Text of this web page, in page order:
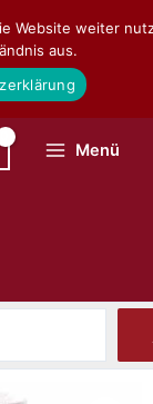
Menü
Website weiter
aus.